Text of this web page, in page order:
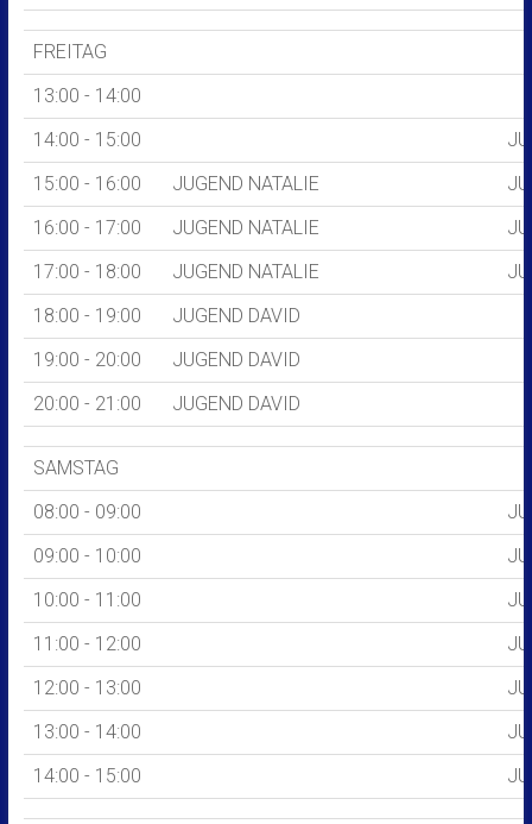
FREITAG
13:00 - 14:00
14:00 - 15:00
15:00 - 16:00
JUGEND NATALIE
16:00 - 17:00
JUGEND NATALIE
17:00 - 18:00
JUGEND NATALIE
18:00 - 19:00
JUGEND DAVID
19:00 - 20:00
JUGEND DAVID
20:00 - 21:00
JUGEND DAVID
SAMSTAG
08:00 - 09:00
09:00 - 10:00
10:00 - 11:00
11:00 - 12:00
12:00 - 13:00
13:00 - 14:00
14:00 - 15:00